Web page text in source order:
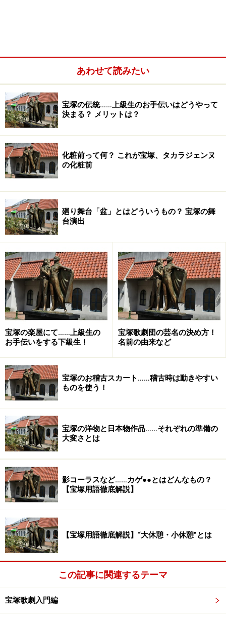
あわせて読みたい
宝塚の伝統……上級生のお手伝いはどうやって
決まる？ メリットは？
化粧前って何？ これが宝塚、タカラジェンヌ
の化粧前
廻り舞台「盆」とはどういうもの？ 宝塚の舞
台演出
宝塚の楽屋にて……上級生の
お手伝いをする下級生！
宝塚歌劇団の芸名の決め方！
名前の由来など
宝塚のお稽古スカート……稽古時は動きやすい
ものを使う！
宝塚の洋物と日本物作品……それぞれの準備の
大変さとは
影コーラスなど……カゲ●●とはどんなもの？
【宝塚用語徹底解説】
【宝塚用語徹底解説】“大休憩・小休憩”とは
この記事に関連するテーマ
宝塚歌劇入門編